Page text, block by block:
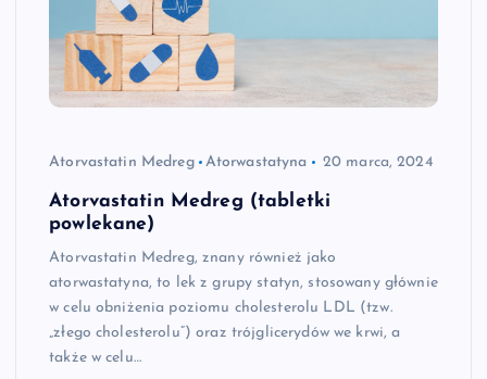
Atorvastatin Medreg Atorwastatyna 20 marca, 2024
Atorvastatin Medreg (tabletki
powlekane)
Atorvastatin Medreg, znany również jako
atorwastatyna, to lek z grupy statyn, stosowany głównie
w celu obniżenia poziomu cholesterolu LDL (tzw.
„złego cholesterolu”) oraz trójglicerydów we krwi, a
także w celu…